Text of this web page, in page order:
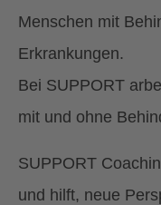
Menschen mit
Erkrankungen.
Bei SUPPORT
mit und ohne
SUPPORT
und hilft, neue